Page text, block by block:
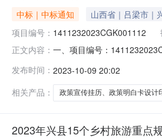
中标｜中标通知 山西省｜吕梁市｜
项目编号： 1411232023CGK001112
正文内容： 一、项目编号：
四、主要标的信息服务类主
历天内交货
发布时间： 2023-10-09 20:02
相关产品：
政策宣传挂历、政策明白卡设计
2023年兴县15个乡村旅游重点